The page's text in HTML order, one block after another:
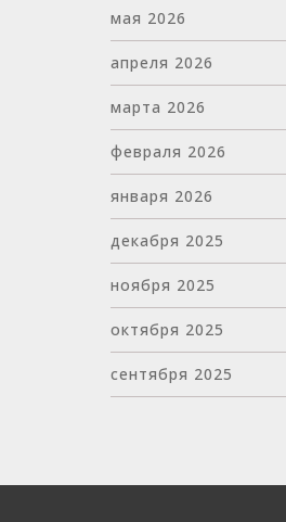
мая 2026
апреля 2026
марта 2026
февраля 2026
января 2026
декабря 2025
ноября 2025
октября 2025
сентября 2025